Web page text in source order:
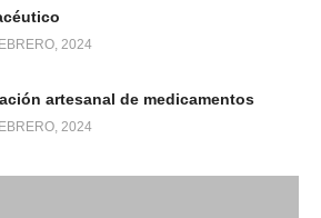
2024
artesanal de medicamentos
2024